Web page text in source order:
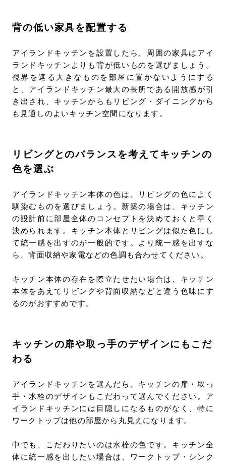
背の低い家具を配置する
アイランドキッチンを設置したら、周囲の家具はアイ
ランドキッチンよりも背が低いものを選びましょう。
視界を遮る大きなものを部屋に置かないようにする
と、アイランドキッチン最大の長所である開放感が引
き出され、キッチンからもリビング・ダイニングから
も見通しのよいキッチン空間になります。
リビングとのバランスを考えてキッチンの
色を選ぶ
アイランドキッチン本体の色は、リビングの色によく
馴染むものを選びましょう。新築の場合は、キッチン
の設計前に部屋全体のコンセプトを決めておくと早く
決められます。キッチン本体とリビングは似た色にし
て統一感を出すのが一般的です。より統一感を出すな
ら、背面収納や家電などの色調も合わせてください。
キッチン本体の存在を際立たせたい場合は、キッチン
本体をあえてリビングや背面収納などと違う色味にす
るのがおすすめです。
キッチンの扉や取っ手のデザインにもこだ
わる
アイランドキッチンを選んだら、キッチンの扉・取っ
手・水栓のデザインもこだわって選んでください。ア
イランドキッチンには目隠しになるものがなく、特に
ワークトップは他の部屋から丸見えになります。
中でも、こだわりたいのは水栓の色です。キッチン全
体に統一感を出したい場合は、ワークトップ・シンク